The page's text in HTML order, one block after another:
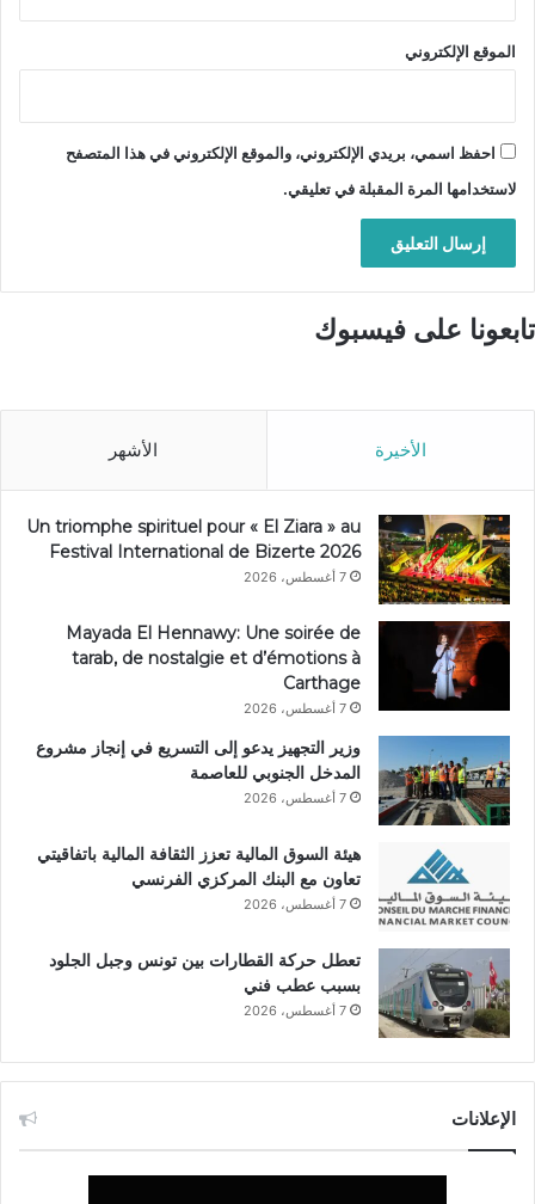
الموقع الإلكتروني
احفظ اسمي، بريدي الإلكتروني، والموقع الإلكتروني في هذا المتصفح
لاستخدامها المرة المقبلة في تعليقي.
تابعونا على فيسبوك
الأخيرة الأشهر
Un triomphe spirituel pour « El Ziara » au
Festival International de Bizerte 2026
7 أغسطس، 2026
Mayada El Hennawy: Une soirée de
tarab, de nostalgie et d’émotions à
Carthage
7 أغسطس، 2026
وزير التجهيز يدعو إلى التسريع في إنجاز مشروع
المدخل الجنوبي للعاصمة
7 أغسطس، 2026
هيئة السوق المالية تعزز الثقافة المالية باتفاقيتي
تعاون مع البنك المركزي الفرنسي
7 أغسطس، 2026
تعطل حركة القطارات بين تونس وجبل الجلود
بسبب عطب فني
7 أغسطس، 2026
الإعلانات